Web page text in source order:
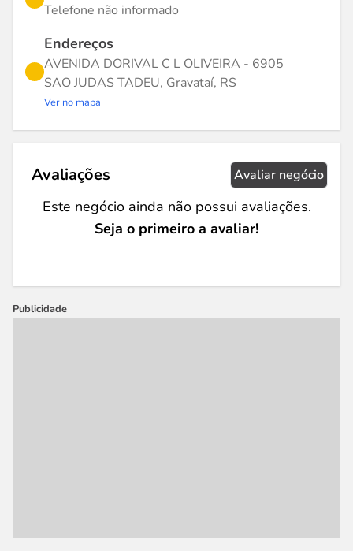
Telefone não informado
Endereços
AVENIDA DORIVAL C L OLIVEIRA - 6905
SAO JUDAS TADEU, Gravataí, RS
Ver no mapa
Avaliações Avaliar negócio
Este negócio ainda não possui avaliações.
Seja o primeiro a avaliar!
Publicidade